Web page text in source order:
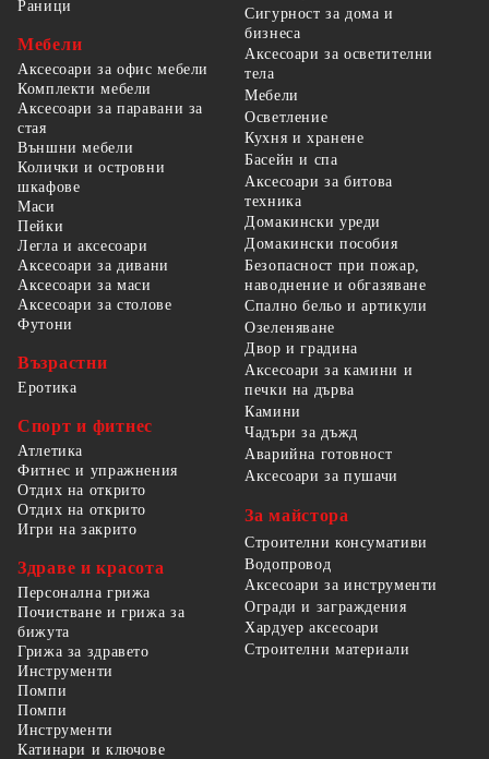
Раници
Мебели
Аксесоари за офис мебели
Комплекти мебели
Аксесоари за паравани за
стая
Външни мебели
Колички и островни
шкафове
Маси
Пейки
Легла и аксесоари
Аксесоари за дивани
Аксесоари за маси
Аксесоари за столове
Футони
Възрастни
Еротика
Спорт и фитнес
Атлетика
Фитнес и упражнения
Отдих на открито
Отдих на открито
Игри на закрито
Здраве и красота
Персонална грижа
Почистване и грижа за
бижута
Грижа за здравето
Сигурност за дома и
бизнеса
Аксесоари за осветителни
тела
Мебели
Осветление
Кухня и хранене
Басейн и спа
Аксесоари за битова
техника
Домакински уреди
Домакински пособия
Безопасност при пожар,
наводнение и обгазяване
Спално бельо и артикули
Озеленяване
Двор и градина
Аксесоари за камини и
печки на дърва
Камини
Чадъри за дъжд
Аварийна готовност
Аксесоари за пушачи
За майстора
Строителни консумативи
Водопровод
Аксесоари за инструменти
Огради и заграждения
Хардуер аксесоари
Строителни материали
Инструменти
Помпи
Помпи
Инструменти
Катинари и ключове